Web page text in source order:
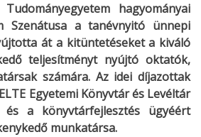
hagyományai
Szenátusa a tanévnyitó ünnepi
át a kitüntetéseket a kiváló
teljesítményt nyújtó oktatók,
számára. Az idei díjazottak
Egyetemi Könyvtár és Levéltár
a könyvtárfejlesztés ügyéért
munkatársa.